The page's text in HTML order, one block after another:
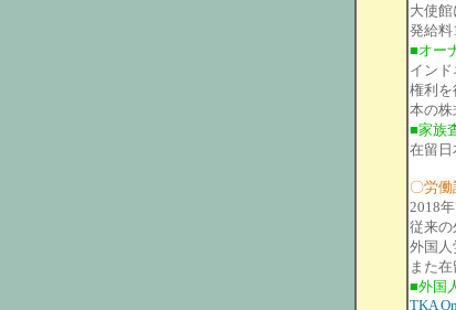
大使
発給料
■オー
イン
権利を
本の株
■家族
在留日
〇労
2018
従来の
外国人
また
■外国
TKA